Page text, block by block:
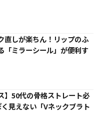
直しが楽ちん！リップのふ
「ミラーシール」が便利す
】50代の骨格ストレート必
見えない「Vネックブラト